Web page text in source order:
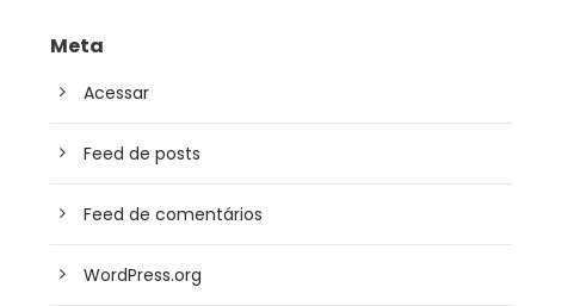
Meta
Acessar
Feed de posts
Feed de comentários
WordPress.org